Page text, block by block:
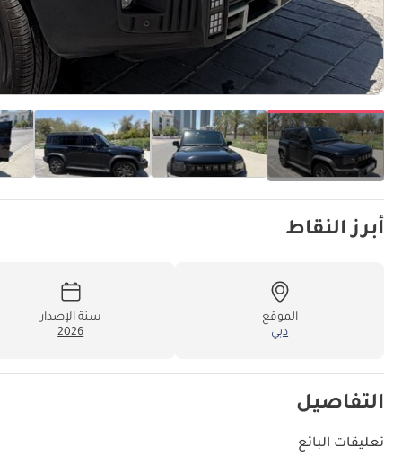
أبرز النقاط
الموقع
دبي
سنة الإصدار
2026
التفاصيل
تعليقات البائع